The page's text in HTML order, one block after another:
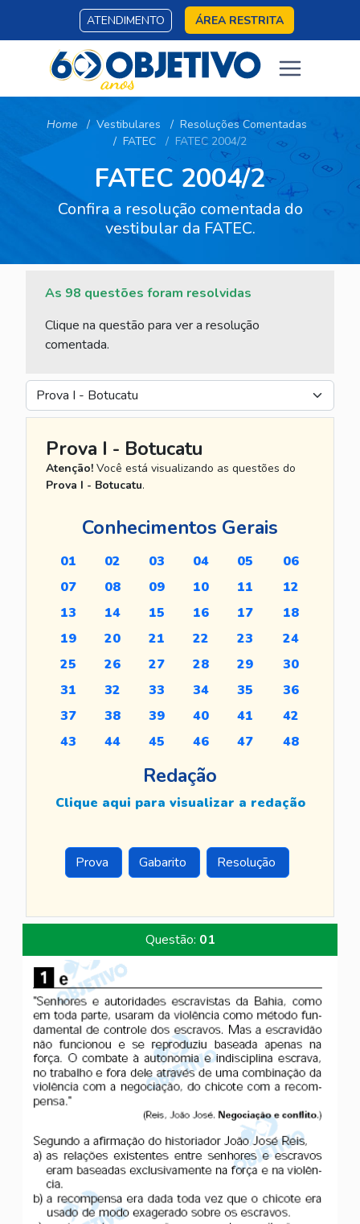
ATENDIMENTO ÁREA RESTRITA
Home Vestibulares
Resoluções Comentadas
FATEC
FATEC 2004/2
FATEC 2004/2
Confira a resolução comentada do
vestibular da FATEC.
Questão: 01
As 98 questões foram resolvidas
Clique na questão para ver a resolução
comentada.
Prova I - Botucatu
Atenção! Você está visualizando as questões do
Prova I - Botucatu.
Conhecimentos Gerais
01 02 03 04 05
06
07
08 09 10 11
12
13
14 15 16 17
18
19
20 21 22 23
24
25
26 27 28 29
30
31
32 33 34 35
36
37
38 39 40 41
42
43
44 45 46 47 48
Redação
Clique aqui para visualizar a redação
Prova Gabarito Resolução